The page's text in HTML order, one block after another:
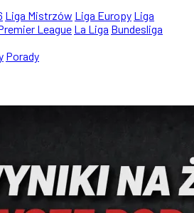
Liga Mistrzów Liga Europy Liga
League La Liga Bundesliga
Porady